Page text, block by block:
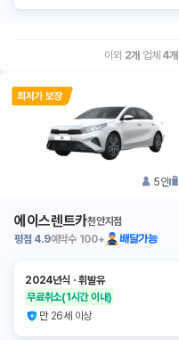
이외 2개 업체 4개
5인
에이스렌트카천안지점
평점 4.9예약수 100+ 배달가능
2024년식 ㆍ휘발유
무료취소(1시간 이내)
만 26세 이상